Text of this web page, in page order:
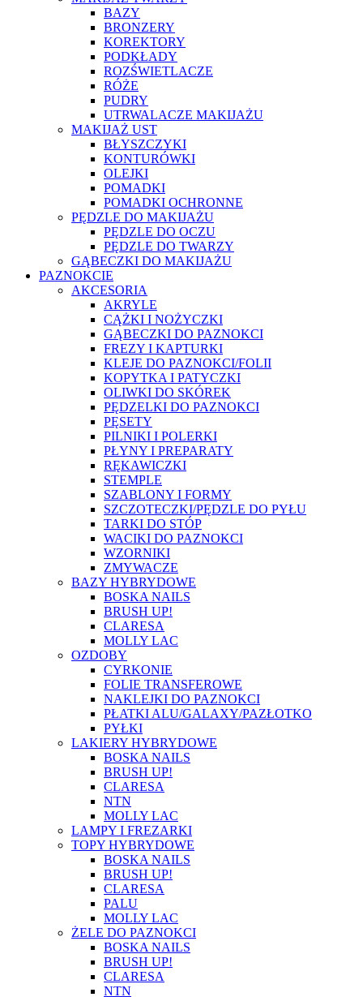
BAZY
BRONZERY
KOREKTORY
PODKŁADY
ROZŚWIETLACZE
RÓŻE
PUDRY
UTRWALACZE MAKIJAŻU
MAKIJAŻ UST
BŁYSZCZYKI
KONTURÓWKI
OLEJKI
POMADKI
POMADKI OCHRONNE
PĘDZLE DO MAKIJAŻU
PĘDZLE DO OCZU
PĘDZLE DO TWARZY
GĄBECZKI DO MAKIJAŻU
PAZNOKCIE
AKCESORIA
AKRYLE
CĄŻKI I NOŻYCZKI
GĄBECZKI DO PAZNOKCI
FREZY I KAPTURKI
KLEJE DO PAZNOKCI/FOLII
KOPYTKA I PATYCZKI
OLIWKI DO SKÓREK
PĘDZELKI DO PAZNOKCI
PĘSETY
PILNIKI I POLERKI
PŁYNY I PREPARATY
RĘKAWICZKI
STEMPLE
SZABLONY I FORMY
SZCZOTECZKI/PĘDZLE DO PYŁU
TARKI DO STÓP
WACIKI DO PAZNOKCI
WZORNIKI
ZMYWACZE
BAZY HYBRYDOWE
BOSKA NAILS
BRUSH UP!
CLARESA
MOLLY LAC
OZDOBY
CYRKONIE
FOLIE TRANSFEROWE
NAKLEJKI DO PAZNOKCI
PŁATKI ALU/GALAXY/PAZŁOTKO
PYŁKI
LAKIERY HYBRYDOWE
BOSKA NAILS
BRUSH UP!
CLARESA
NTN
MOLLY LAC
LAMPY I FREZARKI
TOPY HYBRYDOWE
BOSKA NAILS
BRUSH UP!
CLARESA
PALU
MOLLY LAC
ŻELE DO PAZNOKCI
BOSKA NAILS
BRUSH UP!
CLARESA
NTN